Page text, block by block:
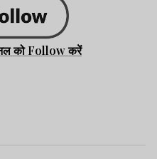
को Follow करें